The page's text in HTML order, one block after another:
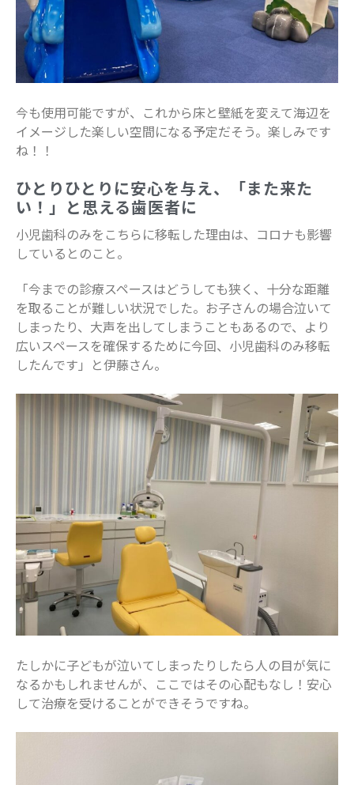
船橋で活躍するママ
赤ちゃん・育児
今も使用可能ですが、これから床と壁紙を変えて海辺を
イメージした楽しい空間になる予定だそう。楽しみです
ね！！
ひとりひとりに安心を与え、「また来た
い！」と思える歯医者に
小児歯科のみをこちらに移転した理由は、コロナも影響
しているとのこと。
「今までの診療スペースはどうしても狭く、十分な距離
を取ることが難しい状況でした。お子さんの場合泣いて
しまったり、大声を出してしまうこともあるので、より
広いスペースを確保するために今回、小児歯科のみ移転
したんです」と伊藤さん。
たしかに子どもが泣いてしまったりしたら人の目が気に
なるかもしれませんが、ここではその心配もなし！安心
して治療を受けることができそうですね。